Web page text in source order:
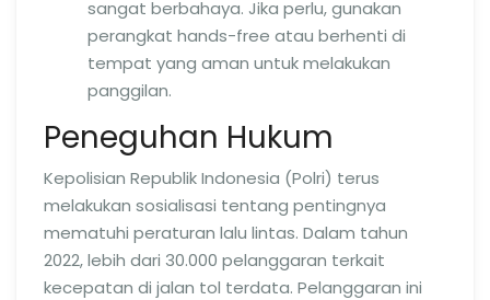
sangat berbahaya. Jika perlu, gunakan
perangkat hands-free atau berhenti di
tempat yang aman untuk melakukan
panggilan.
Peneguhan Hukum
Kepolisian Republik Indonesia (Polri) terus
melakukan sosialisasi tentang pentingnya
mematuhi peraturan lalu lintas. Dalam tahun
2022, lebih dari 30.000 pelanggaran terkait
kecepatan di jalan tol terdata. Pelanggaran ini